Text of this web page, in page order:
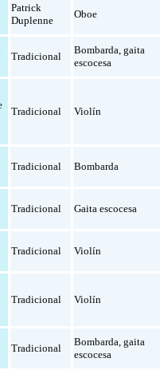
Patrick
Duplenne
Oboe
Tradicional
Bombarda ,gaita
escocesa
Tradicional Violín
Tradicional Bombarda
Tradicional Gaita escocesa
Tradicional Violín
Tradicional Violín
Tradicional
Bombarda ,gaita
escocesa